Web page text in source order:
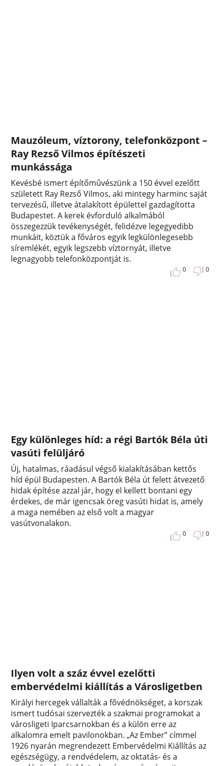
Mauzóleum, víztorony, telefonközpont –
Ray Rezső Vilmos építészeti
munkássága
Kevésbé ismert építőművészünk a 150 évvel ezelőtt
született Ray Rezső Vilmos, aki mintegy harminc saját
tervezésű, illetve átalakított épülettel gazdagította
Budapestet. A kerek évforduló alkalmából
összegezzük tevékenységét, felidézve legegyedibb
munkáit, köztük a főváros egyik legkülönlegesebb
síremlékét, egyik legszebb víztornyát, illetve
legnagyobb telefonközpontját is.
0 0
Egy különleges híd: a régi Bartók Béla úti
vasúti felüljáró
Új, hatalmas, ráadásul végső kialakításában kettős
híd épül Budapesten. A Bartók Béla út felett átvezető
hidak építése azzal jár, hogy el kellett bontani egy
érdekes, de már igencsak öreg vasúti hidat is, amely
a maga nemében az első volt a magyar
vasútvonalakon.
0 0
Ilyen volt a száz évvel ezelőtti
embervédelmi kiállítás a Városligetben
Királyi hercegek vállalták a fővédnökséget, a korszak
ismert tudósai szervezték a szakmai programokat a
városligeti Iparcsarnokban és a külön erre az
alkalomra emelt pavilonokban. „Az Ember” címmel
1926 nyarán megrendezett Embervédelmi Kiállítás az
egészségügy, a rendvédelem, az oktatás- és a